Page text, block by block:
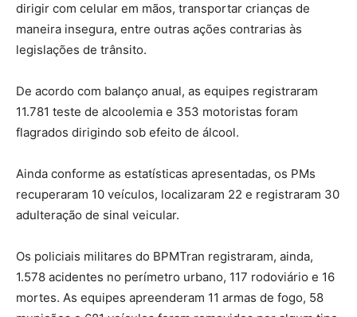
dirigir com celular em mãos, transportar crianças de
maneira insegura, entre outras ações contrarias às
legislações de trânsito.
De acordo com balanço anual, as equipes registraram
11.781 teste de alcoolemia e 353 motoristas foram
flagrados dirigindo sob efeito de álcool.
Ainda conforme as estatísticas apresentadas, os PMs
recuperaram 10 veículos, localizaram 22 e registraram 30
adulteração de sinal veicular.
Os policiais militares do BPMTran registraram, ainda,
1.578 acidentes no perímetro urbano, 117 rodoviário e 16
mortes. As equipes apreenderam 11 armas de fogo, 58